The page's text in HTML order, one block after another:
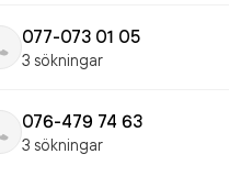
077-073 01 05
3 sökningar
076-479 74 63
3 sökningar